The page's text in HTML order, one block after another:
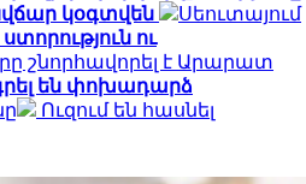
կօգտվեն
Սեուտայում
ու
շնորհավորել է Արարատ
են փոխադարձ
Ուզում են հասնել